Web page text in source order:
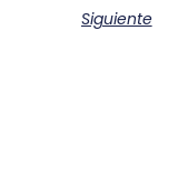
Siguiente